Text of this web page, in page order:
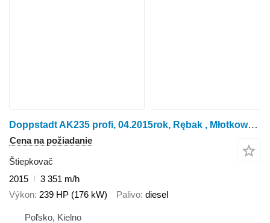
Doppstadt AK235 profi, 04.2015rok, Rębak , Młotkowy, wysokoobrotowy
Cena na požiadanie
Štiepkovač
2015
3 351 m/h
Výkon 239 HP (176 kW) Palivo diesel
Poľsko, Kielno